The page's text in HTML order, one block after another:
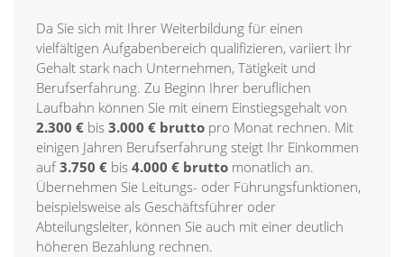
Da Sie sich mit Ihrer Weiterbildung für einen
vielfältigen Aufgabenbereich qualifizieren, variiert Ihr
Gehalt stark nach Unternehmen, Tätigkeit und
Berufserfahrung. Zu Beginn Ihrer beruflichen
Laufbahn können Sie mit einem Einstiegsgehalt von
2.300 € bis 3.000 € brutto pro Monat rechnen. Mit
einigen Jahren Berufserfahrung steigt Ihr Einkommen
auf 3.750 € bis 4.000 € brutto monatlich an.
Übernehmen Sie Leitungs- oder Führungsfunktionen,
beispielsweise als Geschäftsführer oder
Abteilungsleiter, können Sie auch mit einer deutlich
höheren Bezahlung rechnen.